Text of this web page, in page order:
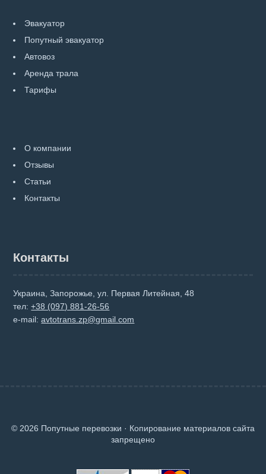
Эвакуатор
Попутный эвакуатор
Автовоз
Аренда трала
Тарифы
О компании
Отзывы
Статьи
Контакты
Контакты
Украина, Запорожье, ул. Первая Литейная, 48
тел:+38 (097) 881-26-56
e-mail:avtotrans.zp@gmail.com
© 2026 Попутные перевозки · Копирование материалов сайта
запрещено